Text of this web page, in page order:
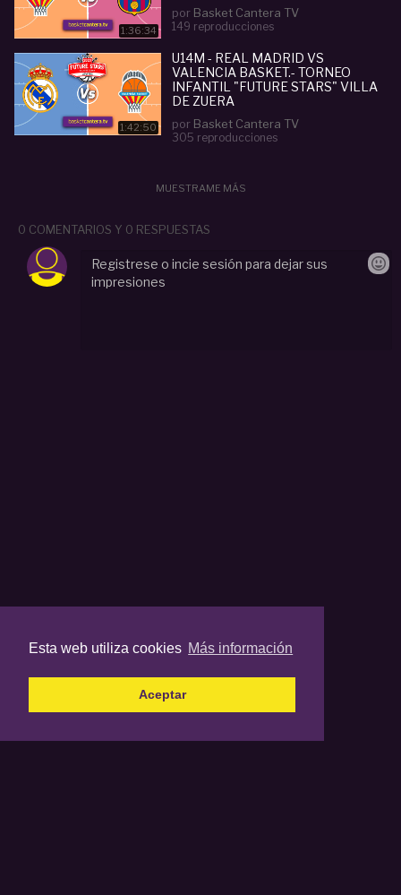
Esta web utiliza cookies Más información
Aceptar
1:36:34
por Basket Cantera TV
149 reproducciones
1:42:50
U14M - REAL MADRID VS
VALENCIA BASKET.- TORNEO
INFANTIL "FUTURE STARS" VILLA
DE ZUERA
por Basket Cantera TV
305 reproducciones
MUESTRAME MÁS
0 COMENTARIOS Y 0 RESPUESTAS